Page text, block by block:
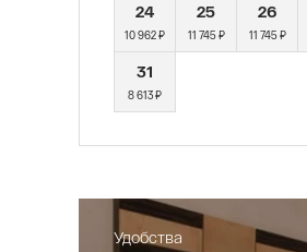
24
10 962 ₽
25
11 745 ₽
26
11 745 ₽
31
8 613 ₽
Удобства